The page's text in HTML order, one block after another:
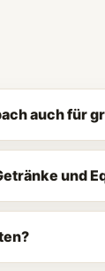
auch für
und